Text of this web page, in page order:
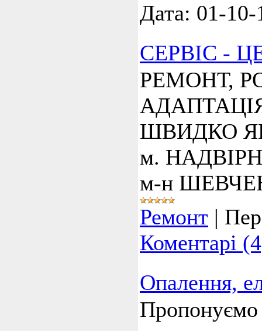
Дата: 01-10-
СЕРВІС -
РЕМОНТ,
ШВИДКО
м.
м-н
Ремонт |
Коментарі
Опалення,
Пропонуємо